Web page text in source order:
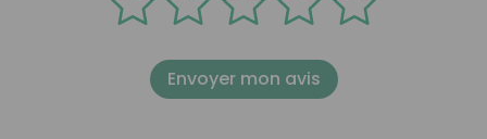
Envoyer mon avis